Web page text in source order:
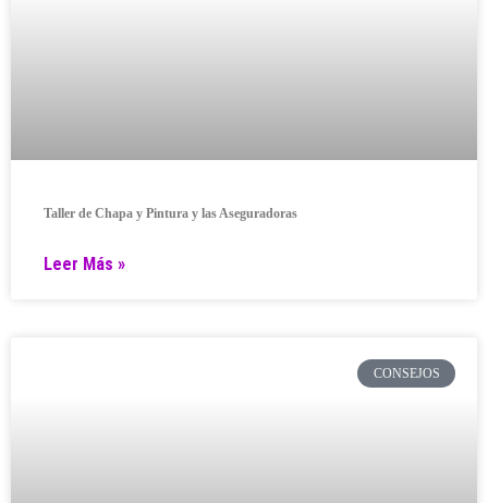
Taller de Chapa y Pintura y las Aseguradoras
Leer Más »
CONSEJOS